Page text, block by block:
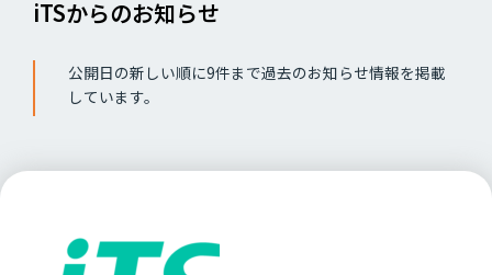
iTSからのお知らせ
公開日の新しい順に9件まで過去のお知らせ情報を掲載
しています。